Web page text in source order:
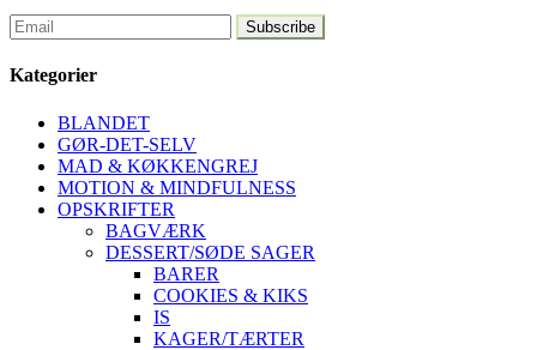
Kategorier
BLANDET
GØR-DET-SELV
MAD & KØKKENGREJ
MOTION & MINDFULNESS
OPSKRIFTER
BAGVÆRK
DESSERT/SØDE SAGER
BARER
COOKIES & KIKS
IS
KAGER/TÆRTER